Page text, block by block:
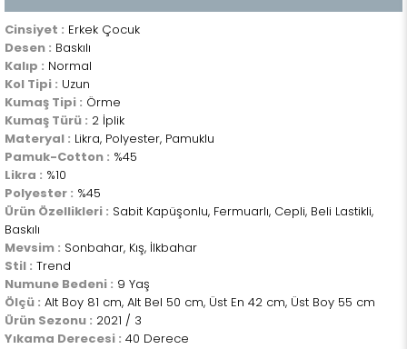
Cinsiyet : Erkek Çocuk
Desen : Baskılı
Kalıp : Normal
Kol Tipi : Uzun
Kumaş Tipi : Örme
Kumaş Türü : 2 İplik
Materyal : Likra, Polyester, Pamuklu
Pamuk-Cotton : %45
Likra : %10
Polyester : %45
Ürün Özellikleri : Sabit Kapüşonlu, Fermuarlı, Cepli, Beli Lastikli,
Baskılı
Mevsim : Sonbahar, Kış, İlkbahar
Stil : Trend
Numune Bedeni : 9 Yaş
Ölçü : Alt Boy 81 cm, Alt Bel 50 cm, Üst En 42 cm, Üst Boy 55 cm
Ürün Sezonu : 2021 / 3
Yıkama Derecesi : 40 Derece